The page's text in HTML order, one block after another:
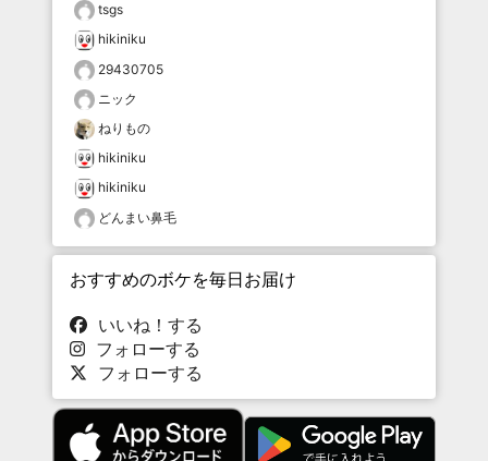
tsgs
hikiniku
29430705
ニック
ねりもの
hikiniku
hikiniku
どんまい鼻毛
おすすめのボケを毎日お届け
いいね！する
フォローする
フォローする